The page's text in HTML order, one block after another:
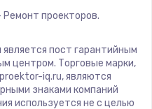
моста
руб.
Ремонт проекторов.
пост гарантийным
центром. Торговые марки,
iq.ru, являются
знаками компаний
используется не с целью